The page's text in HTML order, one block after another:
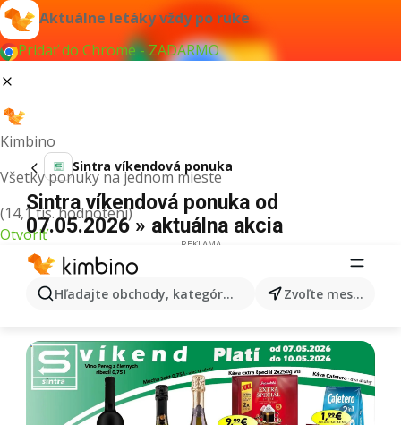
Aktuálne letáky vždy po ruke
Pridať do Chrome - ZADARMO
Kimbino
Všetky ponuky na jednom mieste
(14,1 tis. hodnotení)
Otvoriť
Hľadajte obchody, kategórie, produkty... Zvoľte mesto
Sintra víkendová ponuka
Sintra víkendová ponuka od
07.05.2026 » aktuálna akcia
REKLAMA